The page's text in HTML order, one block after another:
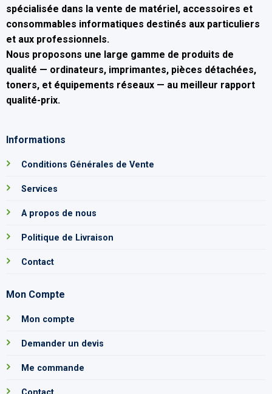
spécialisée dans la vente de matériel, accessoires et
consommables informatiques destinés aux particuliers
et aux professionnels.
Nous proposons une large gamme de produits de
qualité — ordinateurs, imprimantes, pièces détachées,
toners, et équipements réseaux — au meilleur rapport
qualité-prix.
Informations
Conditions Générales de Vente
Services
A propos de nous
Politique de Livraison
Contact
Mon Compte
Mon compte
Demander un devis
Me commande